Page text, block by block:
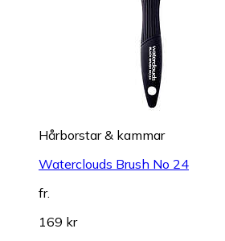
Hårborstar & kammar
Waterclouds Brush No 24
fr.
169 kr